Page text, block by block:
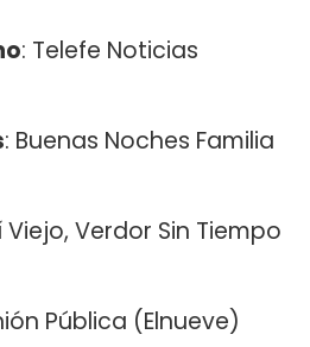
: Telefe Noticias
: Buenas Noches Familia
Viejo, Verdor Sin Tiempo
Pública (Elnueve)